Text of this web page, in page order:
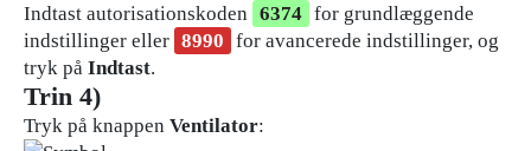
Indtast autorisationskoden 6374 for grundlæggende
indstillinger eller 8990 for avancerede indstillinger, og
tryk på Indtast.
Trin 4)
Tryk på knappen Ventilator: